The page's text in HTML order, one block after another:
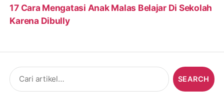
17 Cara Mengatasi Anak Malas Belajar Di Sekolah
Karena Dibully
Search
for: